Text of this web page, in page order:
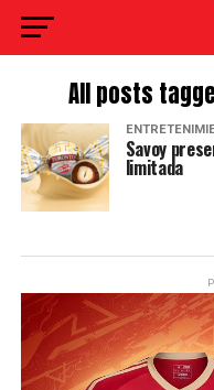
All posts
Savoy
limitada